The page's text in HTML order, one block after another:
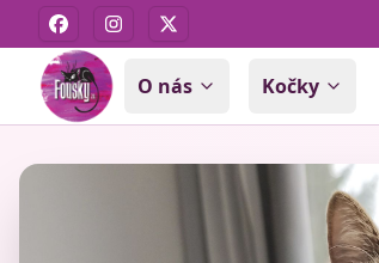
FacebookInstagram
X
O nás Kočky